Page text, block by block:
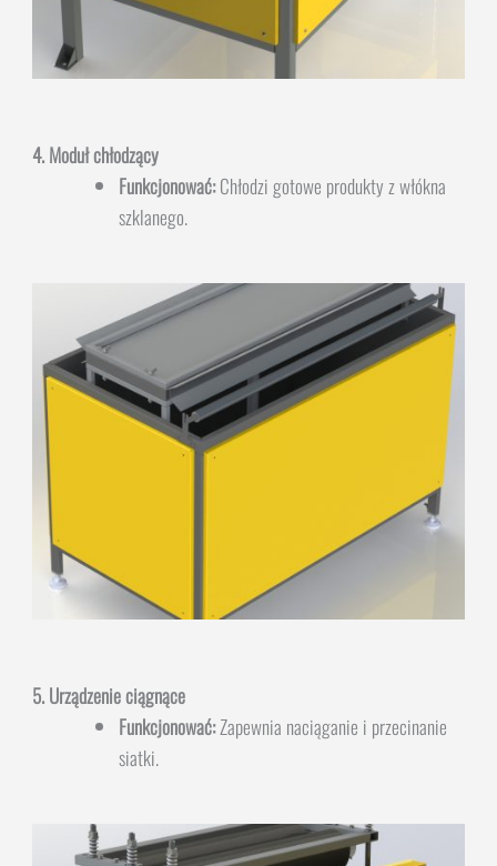
4. Moduł chłodzący
Funkcjonować:Chłodzi gotowe produkty z włókna
szklanego.
5. Urządzenie ciągnące
Funkcjonować:Zapewnia naciąganie i przecinanie
siatki.